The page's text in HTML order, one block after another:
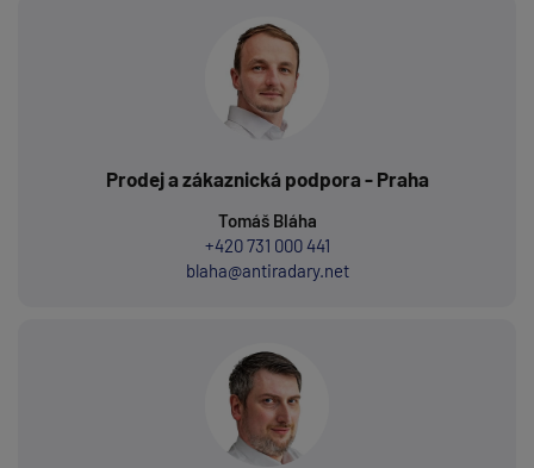
Prodej a zákaznická podpora - Praha
Tomáš Bláha
+420 731 000 441
blaha@antiradary.net